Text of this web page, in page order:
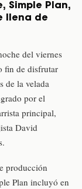
Simple Plan,
llena de
del viernes
fin de disfrutar
de la velada
por el
principal,
David
producción
Plan incluyó en